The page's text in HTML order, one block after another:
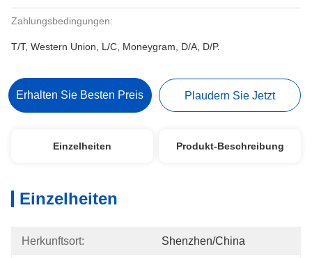
Zahlungsbedingungen:
T/T, Western Union, L/C, Moneygram, D/A, D/P.
Erhalten Sie Besten Preis Plaudern Sie Jetzt
Einzelheiten Produkt-Beschreibung
Einzelheiten
Herkunftsort: Shenzhen/China